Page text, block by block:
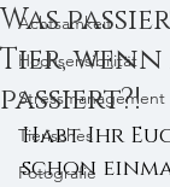
Achtsamkeit
Hochsensibilität
Stressmanagement
Tierisches
Fotografie
Was
Tier,
passiert?!
Habt Ihr
schon